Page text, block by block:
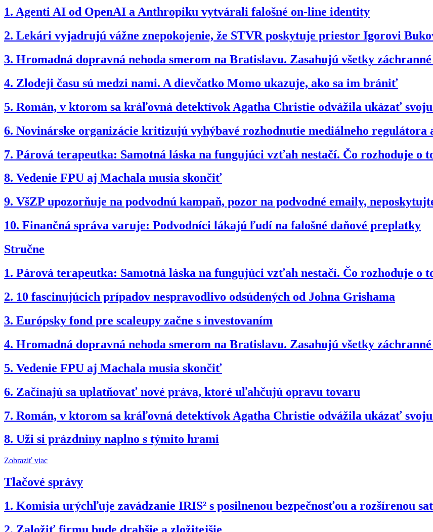
1. Agenti AI od OpenAI a Anthropiku vytvárali falošné on-line identity
2. Lekári vyjadrujú vážne znepokojenie, že STVR poskytuje priestor Igorovi
3. Hromadná dopravná nehoda smerom na Bratislavu. Zasahujú všetky
4. Zlodeji času sú medzi nami. A dievčatko Momo ukazuje, ako sa im brániť
5. Román, v ktorom sa kráľovná detektívok Agatha Christie odvážila ukázať
6. Novinárske organizácie kritizujú vyhýbavé rozhodnutie mediálneho regulátora
7. Párová terapeutka: Samotná láska na fungujúci vzťah nestačí. Čo rozhoduje o
8. Vedenie FPU aj Machala musia skončiť
9. VšZP upozorňuje na podvodnú kampaň, pozor na podvodné emaily,
10. Finančná správa varuje: Podvodníci lákajú ľudí na falošné daňové preplatky
Stručne
1. Párová terapeutka: Samotná láska na fungujúci vzťah nestačí. Čo rozhoduje o
2. 10 fascinujúcich prípadov nespravodlivo odsúdených od Johna Grishama
3. Európsky fond pre scaleupy začne s investovaním
4. Hromadná dopravná nehoda smerom na Bratislavu. Zasahujú všetky
5. Vedenie FPU aj Machala musia skončiť
6. Začínajú sa uplatňovať nové práva, ktoré uľahčujú opravu tovaru
7. Román, v ktorom sa kráľovná detektívok Agatha Christie odvážila ukázať
8. Uži si prázdniny naplno s týmito hrami
Zobraziť viac
Tlačové správy
1. Komisia urýchľuje zavádzanie IRIS² s posilnenou bezpečnosťou a rozšírenou